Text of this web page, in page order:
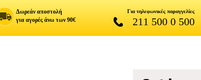
Δωρεάν αποστολή
για αγορές άνω των 90€
Για τηλεφωνικές παραγγελίες
211 500 0 500